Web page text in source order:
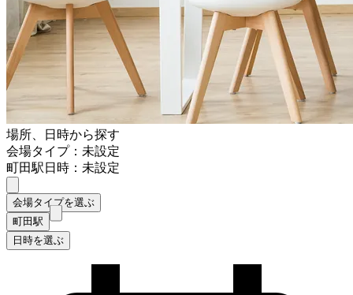
場所、日時から探す
会場タイプ：未設定
町田駅日時：未設定
会場タイプを選ぶ
町田駅
日時を選ぶ